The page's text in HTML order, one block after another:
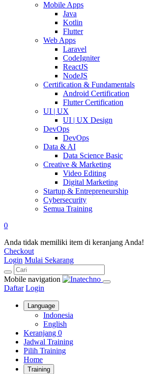
Mobile Apps
Java
Kotlin
Flutter
Web Apps
Laravel
CodeIgniter
ReactJS
NodeJS
Certification & Fundamentals
Android Certification
Flutter Certification
UI | UX
UI | UX Design
DevOps
DevOps
Data & AI
Data Science Basic
Creative & Marketing
Video Editing
Digital Marketing
Startup & Entrepreneurship
Cybersecurity
Semua Training
0
Anda tidak memiliki item di keranjang Anda!
Checkout
Login Mulai Sekarang
Mobile navigation
Daftar Login
Language
Indonesia
English
Keranjang 0
Jadwal Training
Pilih Training
Home
Training